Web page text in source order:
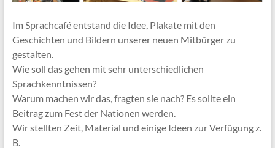
Im Sprachcafé entstand die Idee, Plakate mit den
Geschichten und Bildern unserer neuen Mitbürger zu
gestalten.
Wie soll das gehen mit sehr unterschiedlichen
Sprachkenntnissen?
Warum machen wir das, fragten sie nach? Es sollte ein
Beitrag zum Fest der Nationen werden.
Wir stellten Zeit, Material und einige Ideen zur Verfügung z.
B.